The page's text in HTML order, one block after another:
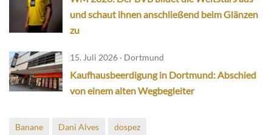
und schaut ihnen anschließend beim Glänzen
zu
15. Juli 2026 · Dortmund
Kaufhausbeerdigung in Dortmund: Abschied
von einem alten Wegbegleiter
Banane Dani Alves
dospez